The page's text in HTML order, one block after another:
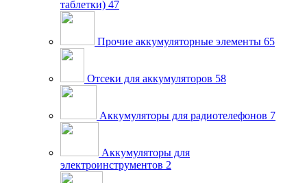
таблетки) 47
Прочие аккумуляторные элементы 65
Отсеки для аккумуляторов 58
Аккумуляторы для радиотелефонов 7
Аккумуляторы для
электроинструментов 2